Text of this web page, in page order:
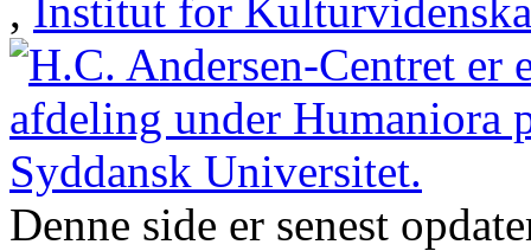
, Institut for
Denne side er senest